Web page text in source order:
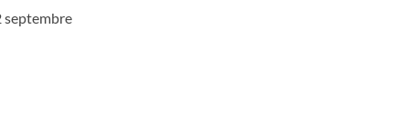
septembre